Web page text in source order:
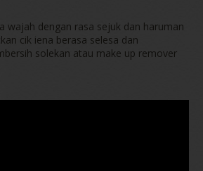
wajah dengan rasa sejuk dan haruman
cik iena berasa selesa dan
solekan atau make up remover